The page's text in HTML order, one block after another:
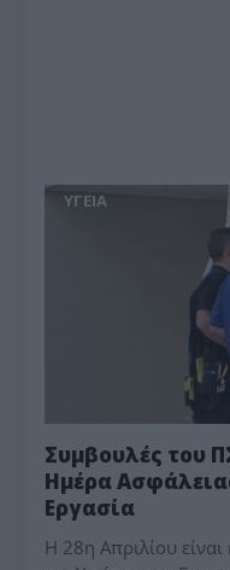
ΥΓΕΙΑ
Συμβουλές του
Ημέρα
Εργασία
Η 28η Απριλίου